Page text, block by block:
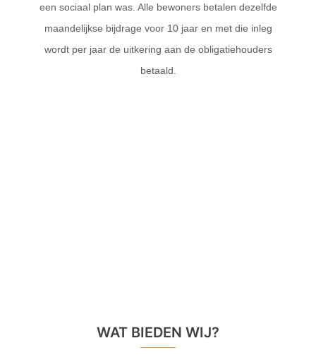
een sociaal plan was. Alle bewoners betalen dezelfde
maandelijkse bijdrage voor 10 jaar en met die inleg
wordt per jaar de uitkering aan de obligatiehouders
betaald.
WAT BIEDEN WIJ?